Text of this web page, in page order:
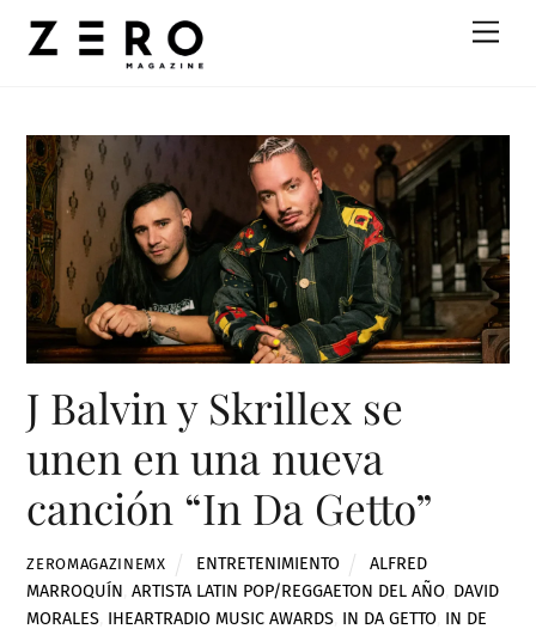
J Balvin y Skrillex se
unen en una nueva
canción “In Da Getto”
ZEROMAGAZINEMX ENTRETENIMIENTO
ALFRED
MARROQUÍN ,ARTISTA LATIN POP/REGGAETON DEL AÑO DAVID
MORALES IHEARTRADIO MUSIC AWARDS IN DA GETTO IN DE